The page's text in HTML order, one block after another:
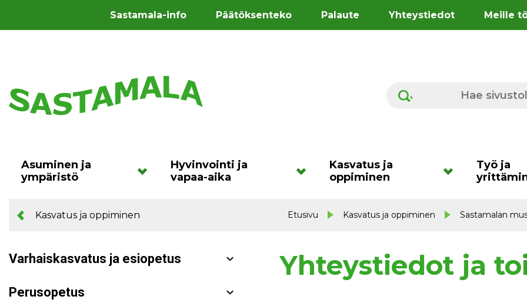
Sastamala-info Päätöksenteko Palaute Yhteystiedot Meille
Hae sivustolta
Asuminen ja
ympäristö
Hyvinvointi ja
vapaa-aika
Kasvatus ja
oppiminen
Työ ja
Kasvatus ja oppiminen Etusivu Kasvatus ja oppiminen Sastamalan
Varhaiskasvatus ja esiopetus
Perusopetus
Yhteystiedot ja